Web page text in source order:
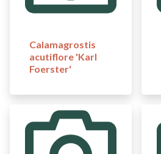
Calamagrostis
acutiflore 'Karl
Foerster'